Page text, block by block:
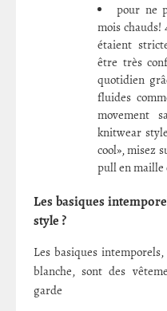
pour ne
mois chauds!
étaient
être très
quotidien
fluides
movement
knitwear
cool», misez
pull en maille
Les basiques
style ?
Les basiques
blanche, sont des
garde